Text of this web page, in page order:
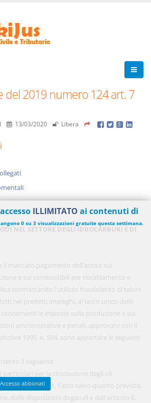
del 2019 numero 124 art. 7
13/03/2020 Libera
NEL SETTORE DEGLI IDROCARBURI E DI
il mancato pagamento dell'accisa sui
e sui combustibili per riscaldamento e
contrastando l'utilizzo fraudolento di taluni
nei predetti impieghi, al testo unico delle
le imposte sulla produzione e sui
amministrative e penali, approvato con il
1995, n. 504, sono apportate le seguenti
il seguente:
particolari per la circolazione degli oli
prodotti). - 1. Fatto salvo quanto previsto,
dalle disposizioni doganali e dall'articolo 6,
ILLIMITATO ai contenuti di
0 su 3 visualizzazioni gratuite questa settimana.
450,00 € ANNUALI
570.00€,risparmi il 21%!
Acquista ora
48,00 € MENSILI
Acquista ora
Accesso abbonati